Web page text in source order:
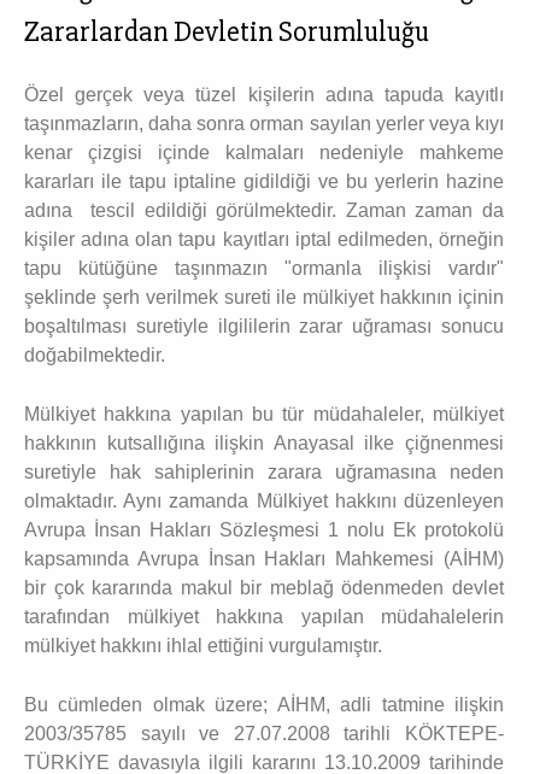
Zararlardan Devletin Sorumluluğu
Özel gerçek veya tüzel kişilerin adına tapuda kayıtlı
taşınmazların, daha sonra orman sayılan yerler veya kıyı
kenar çizgisi içinde kalmaları nedeniyle mahkeme
kararları ile tapu iptaline gidildiği ve bu yerlerin hazine
adına tescil edildiği görülmektedir. Zaman zaman da
kişiler adına olan tapu kayıtları iptal edilmeden, örneğin
tapu kütüğüne taşınmazın "ormanla ilişkisi vardır"
şeklinde şerh verilmek sureti ile mülkiyet hakkının içinin
boşaltılması suretiyle ilgililerin zarar uğraması sonucu
doğabilmektedir.
Mülkiyet hakkına yapılan bu tür müdahaleler, mülkiyet
hakkının kutsallığına ilişkin Anayasal ilke çiğnenmesi
suretiyle hak sahiplerinin zarara uğramasına neden
olmaktadır. Aynı zamanda Mülkiyet hakkını düzenleyen
Avrupa İnsan Hakları Sözleşmesi 1 nolu Ek protokolü
kapsamında Avrupa İnsan Hakları Mahkemesi (AİHM)
bir çok kararında makul bir meblağ ödenmeden devlet
tarafından mülkiyet hakkına yapılan müdahalelerin
mülkiyet hakkını ihlal ettiğini vurgulamıştır.
Bu cümleden olmak üzere; AİHM, adli tatmine ilişkin
2003/35785 sayılı ve 27.07.2008 tarihli KÖKTEPE-
TÜRKİYE davasıyla ilgili kararını 13.10.2009 tarihinde